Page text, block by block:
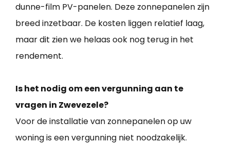
dunne-film PV-panelen. Deze zonnepanelen zijn
breed inzetbaar. De kosten liggen relatief laag,
maar dit zien we helaas ook nog terug in het
rendement.
Is het nodig om een vergunning aan te
vragen in Zwevezele?
Voor de installatie van zonnepanelen op uw
woning is een vergunning niet noodzakelijk.